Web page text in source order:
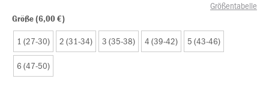
Größentabelle
Größe (6,00 €)
1 (27-30) 2 (31-34) 3 (35-38) 4 (39-42) 5 (43-46)
6 (47-50)